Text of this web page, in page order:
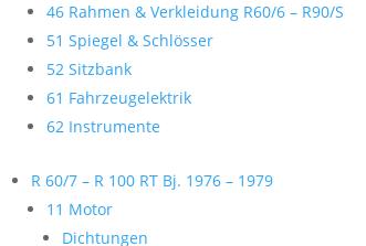
46 Rahmen & Verkleidung R60/6 – R90/S
51 Spiegel & Schlösser
52 Sitzbank
61 Fahrzeugelektrik
62 Instrumente
R 60/7 – R 100 RT Bj. 1976 – 1979
11 Motor
Dichtungen